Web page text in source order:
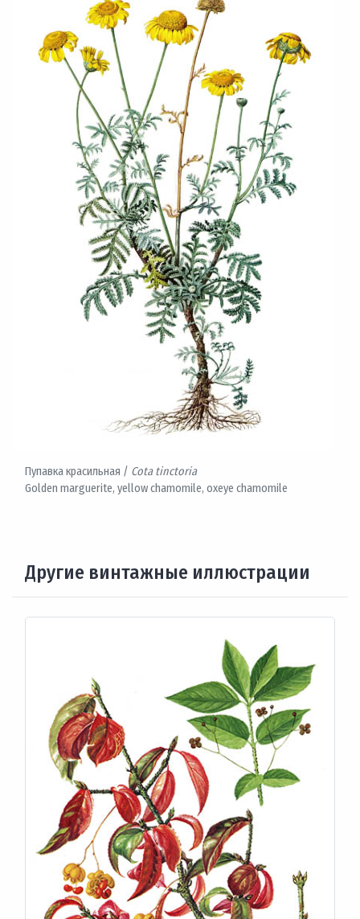
Пупавка красильная / Cota tinctoria
Golden marguerite, yellow chamomile, oxeye chamomile
Другие винтажные иллюстрации